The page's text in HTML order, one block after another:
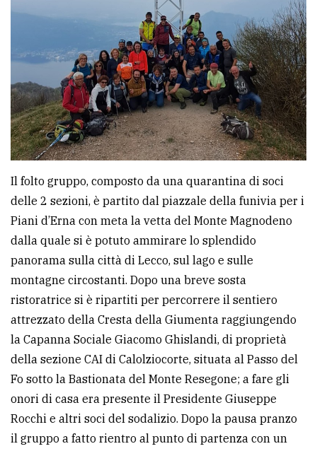
ALTRE
TESTATE
PRIVACY
Privacy
policy
Cookie
policy
Il folto gruppo, composto da una quarantina di soci
delle 2 sezioni, è partito dal piazzale della funivia per i
Piani d’Erna con meta la vetta del Monte Magnodeno
dalla quale si è potuto ammirare lo splendido
panorama sulla città di Lecco, sul lago e sulle
montagne circostanti. Dopo una breve sosta
ristoratrice si è ripartiti per percorrere il sentiero
attrezzato della Cresta della Giumenta raggiungendo
la Capanna Sociale Giacomo Ghislandi, di proprietà
della sezione CAI di Calolziocorte, situata al Passo del
Fo sotto la Bastionata del Monte Resegone; a fare gli
onori di casa era presente il Presidente Giuseppe
Rocchi e altri soci del sodalizio. Dopo la pausa pranzo
il gruppo a fatto rientro al punto di partenza con un